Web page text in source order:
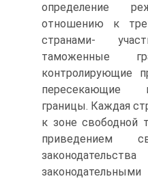
определение
отношению к
странами-
таможенные
контролирующие
пересекающие
границы. Каждая
к зоне свободной
приведением